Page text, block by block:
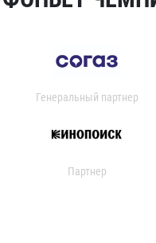
Генеральный партнер
Партнер